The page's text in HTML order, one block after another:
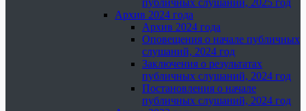
публичных слушаний, 2025 год
Архив 2024 года
Архив 2024 года
Оповещения о начале публичных
слушаний, 2024 год
Заключения о результатах
публичных слушаний, 2024 год
Постановления о начале
публичных слушаний, 2024 год